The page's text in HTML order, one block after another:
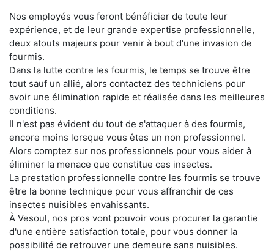
Nos employés vous feront bénéficier de toute leur
expérience, et de leur grande expertise professionnelle,
deux atouts majeurs pour venir à bout d'une invasion de
fourmis.
Dans la lutte contre les fourmis, le temps se trouve être
tout sauf un allié, alors contactez des techniciens pour
avoir une élimination rapide et réalisée dans les meilleures
conditions.
Il n'est pas évident du tout de s'attaquer à des fourmis,
encore moins lorsque vous êtes un non professionnel.
Alors comptez sur nos professionnels pour vous aider à
éliminer la menace que constitue ces insectes.
La prestation professionnelle contre les fourmis se trouve
être la bonne technique pour vous affranchir de ces
insectes nuisibles envahissants.
À Vesoul, nos pros vont pouvoir vous procurer la garantie
d'une entière satisfaction totale, pour vous donner la
possibilité de retrouver une demeure sans nuisibles.